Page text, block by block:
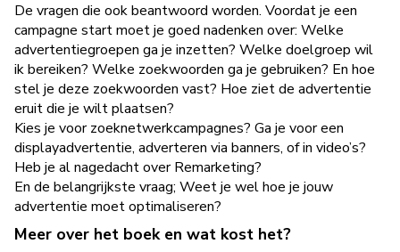
De vragen die ook beantwoord worden. Voordat je een
campagne start moet je goed nadenken over: Welke
advertentiegroepen ga je inzetten? Welke doelgroep wil
ik bereiken? Welke zoekwoorden ga je gebruiken? En hoe
stel je deze zoekwoorden vast? Hoe ziet de advertentie
eruit die je wilt plaatsen?
Kies je voor zoeknetwerkcampagnes? Ga je voor een
displayadvertentie, adverteren via banners, of in video’s?
Heb je al nagedacht over Remarketing?
En de belangrijkste vraag; Weet je wel hoe je jouw
advertentie moet optimaliseren?
Meer over het boek en wat kost het?